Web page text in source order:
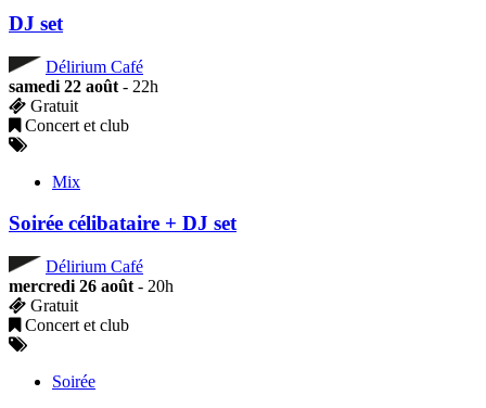
DJ set
Délirium Café
samedi 22 août - 22h
Gratuit
Concert et club
Mix
Soirée célibataire + DJ set
Délirium Café
mercredi 26 août - 20h
Gratuit
Concert et club
Soirée